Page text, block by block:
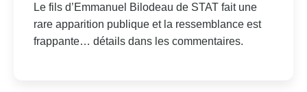
Le fils d’Emmanuel Bilodeau de STAT fait une
rare apparition publique et la ressemblance est
frappante… détails dans les commentaires.